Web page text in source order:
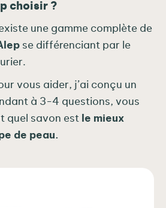
choisir ?
une gamme complète de
se différenciant par le
vous aider, j’ai conçu un
à 3-4 questions, vous
quel savon est
le mieux
de peau.